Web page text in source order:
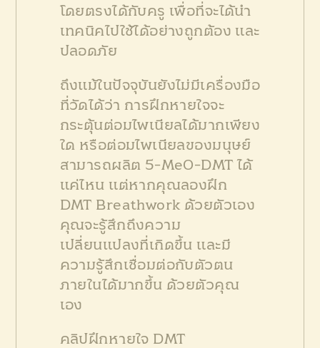
โดยตรงได้กับครู เพื่อที่จะได้นำ
เทคนิคไปใช้ได้อย่างถูกต้อง และ
ปลอดภัย
ถึงแม้ในปัจจุบันยังไม่มีเครื่องมือ
ที่วัดได้ว่า การฝึกหายใจจะ
กระตุ้นต่อมไพเนียลได้มากเพียง
ใด หรือต่อมไพเนียลของมนุษย์
สามารถผลิต 5-MeO-DMT ได้
แค่ไหน แต่หากคุณลองฝึก
DMT Breathwork ด้วยตัวเอง
คุณจะรู้สึกถึงความ
เปลี่ยนแปลงที่เกิดขึ้น และมี
ความรู้สึกเชื่อมต่อกับตัวตน
ภายในได้มากขึ้น ด้วยตัวคุณ
เอง
คลิปฝึกหายใจ DMT